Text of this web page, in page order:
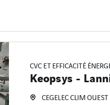
CVC ET EFFICACITÉ
Keopsys -
CEGELEC CLIM OUEST